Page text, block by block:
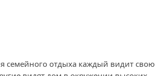
семейного отдыха каждый видит свою